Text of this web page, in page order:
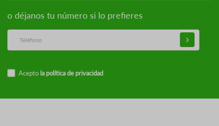
o déjanos tu número si lo prefieres
Acepto la política de privacidad